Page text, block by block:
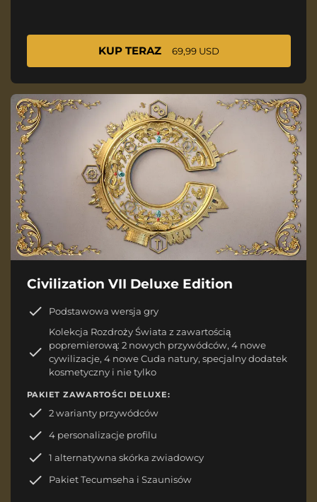
KUP TERAZ 69,99 USD
Civilization VII Deluxe Edition
Podstawowa wersja gry
Kolekcja Rozdroży Świata z zawartością
popremierową: 2 nowych przywódców, 4 nowe
cywilizacje, 4 nowe Cuda natury, specjalny dodatek
kosmetyczny i nie tylko
PAKIET ZAWARTOŚCI DELUXE:
2 warianty przywódców
4 personalizacje profilu
1 alternatywna skórka zwiadowcy
Pakiet Tecumseha i Szaunisów